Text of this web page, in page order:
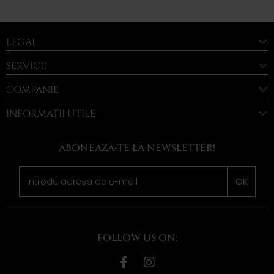
LEGAL
SERVICII
COMPANIE
INFORMAȚII UTILE
ABONEAZA-TE LA NEWSLETTER!
OK
FOLLOW US ON: